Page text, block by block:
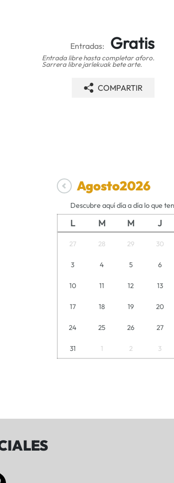
Entradas: Gratis
Entrada libre hasta completar aforo.
Sarrera libre jarlekuak bete arte.
COMPARTIR
Agosto2026
Descubre aquí día a día lo que
L M M J
27 28 29 30
3 4 5 6
10 11 12 13
17 18 19 20
24 25 26 27
31 1 2 3